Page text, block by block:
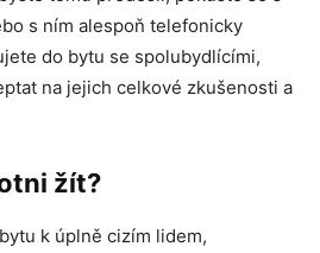
s ním alespoň telefonicky
do bytu se spolubydlícími,
na jejich celkové zkušenosti a
žít?
k úplně cizím lidem,